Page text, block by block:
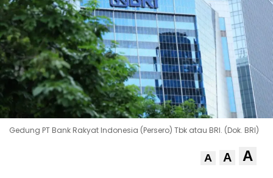
Gedung PT Bank Rakyat Indonesia (Persero) Tbk atau BRI. (Dok. BRI)
A A A